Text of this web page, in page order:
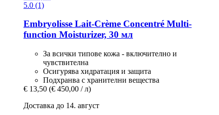
5.0 (1)
Embryolisse Lait-​Crème Concentré Multi-​
function Moisturizer, 30 мл
За всички типове кожа - включително и
чувствителна
Осигурява хидратация и защита
Подхранва с хранителни вещества
€ 13,50 (€ 450,00 / л)
Доставка до 14. август